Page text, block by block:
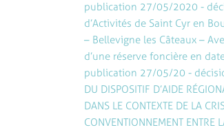
publication 27/05/2020 -
d’Activités de Saint Cyr en
– Bellevigne les Câteaux –
d’une réserve foncière en
publication 27/05/20 -
DU DISPOSITIF D’AIDE
DANS LE CONTEXTE DE LA
CONVENTIONNEMENT ENTRE